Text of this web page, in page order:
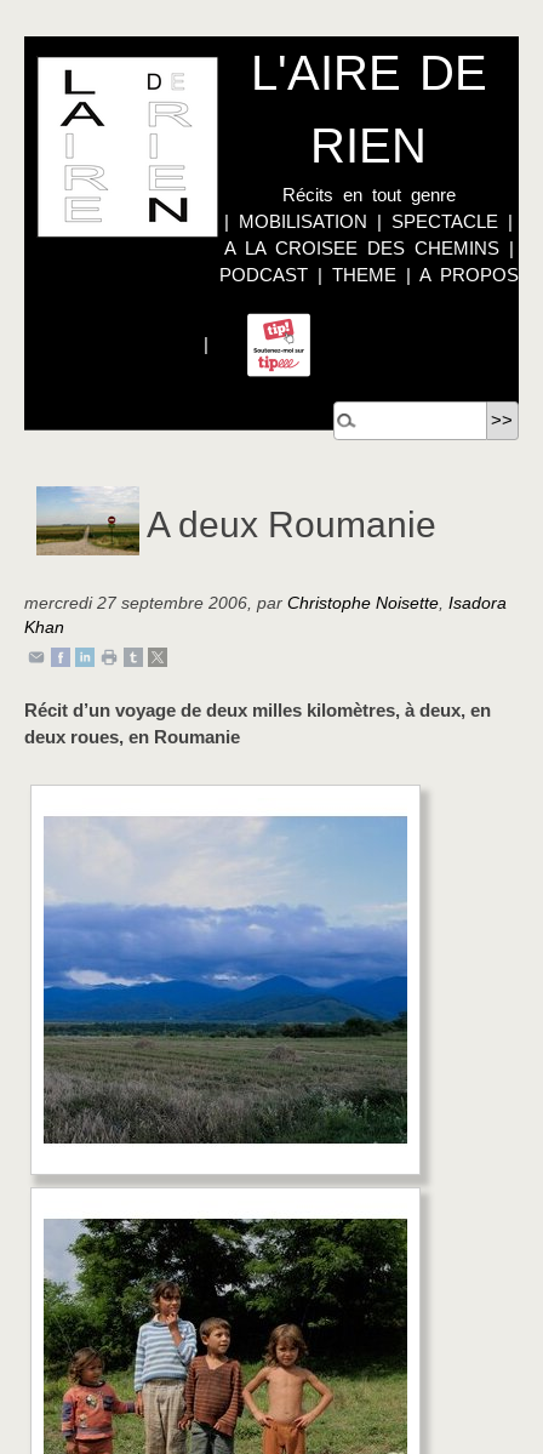
L'AIRE DE
RIEN
Récits en tout genre
| MOBILISATION | SPECTACLE |
A LA CROISEE DES CHEMINS|
PODCAST| THEME | A PROPOS
|
A deux Roumanie
mercredi 27 septembre 2006, par Christophe Noisette, Isadora
Khan
Récit d’un voyage de deux milles kilomètres, à deux, en
deux roues, en Roumanie